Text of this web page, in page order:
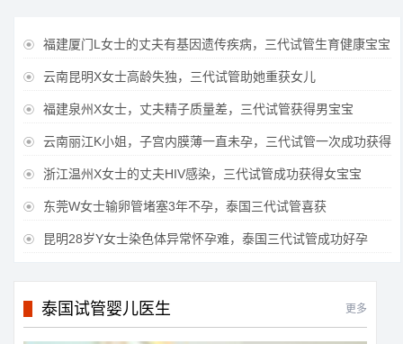
 福建厦门L女士的丈夫有基因遗传疾病，三代试管生育健康宝宝
 云南昆明X女士高龄失独，三代试管助她重获女儿
 福建泉州X女士，丈夫精子质量差，三代试管获得男宝宝
 云南丽江K小姐，子宫内膜薄一直未孕，三代试管一次成功获得
 浙江温州X女士的丈夫HIV感染，三代试管成功获得女宝宝
 东莞W女士输卵管堵塞3年不孕，泰国三代试管喜获
 昆明28岁Y女士染色体异常怀孕难，泰国三代试管成功好孕
泰国试管婴儿医生 更多